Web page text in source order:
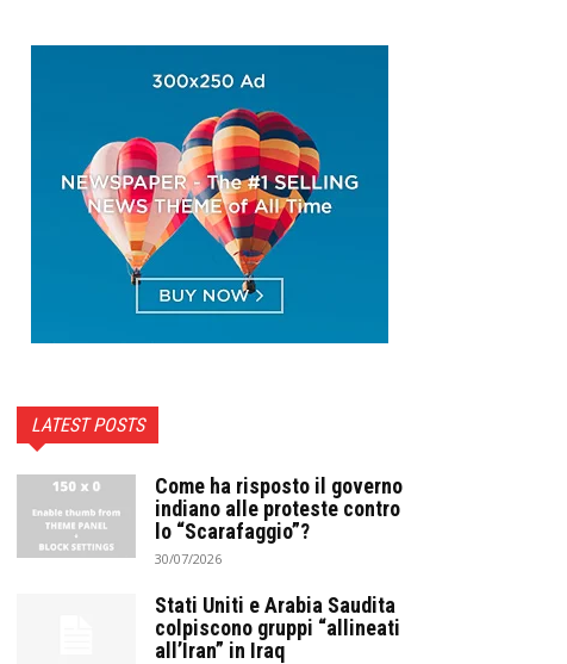
LATEST POSTS
Come ha risposto il governo
indiano alle proteste contro
lo “Scarafaggio”?
30/07/2026
Stati Uniti e Arabia Saudita
colpiscono gruppi “allineati
all’Iran” in Iraq